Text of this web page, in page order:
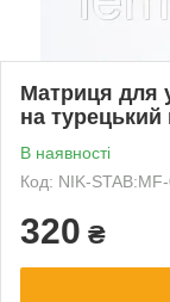
Матриця для
на турецький
В наявності
Код: NIK-STAB:MF-
320 ₴